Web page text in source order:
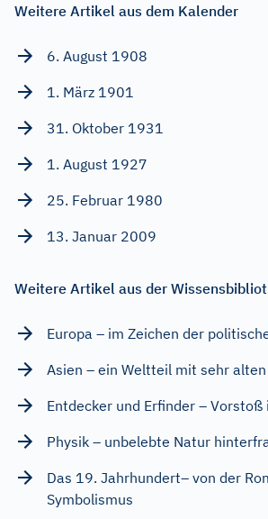
Weitere Artikel aus dem Kalender
6. August 1908
1. März 1901
31. Oktober 1931
1. August 1927
25. Februar 1980
13. Januar 2009
Weitere Artikel aus der
Europa – im Zeichen der
Asien – ein Weltteil mit sehr
Entdecker und Erfinder – Vorstoß
Physik – unbelebte Natur
Das 19. Jahrhundert– von der
Symbolismus